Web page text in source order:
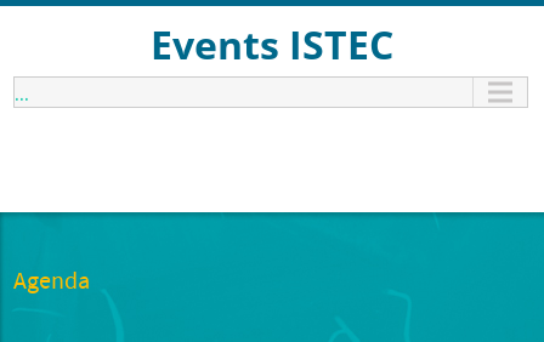
Events ISTEC
...
Agenda
1:00 am